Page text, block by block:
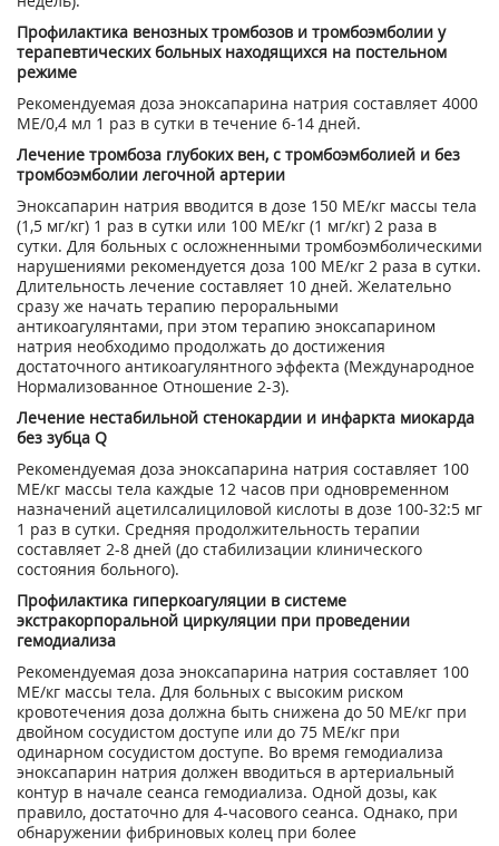
Профилактика венозных тромбозов и тромбоэмболии у
терапевтических больных находящихся на постельном
режиме
Рекомендуемая доза эноксапарина натрия составляет 4000
МЕ/0,4 мл 1 раз в сутки в течение 6-14 дней.
Лечение тромбоза глубоких вен, с тромбоэмболией и без
тромбоэмболии легочной артерии
Эноксапарин натрия вводится в дозе 150 МЕ/кг массы тела
(1,5 мг/кг) 1 раз в сутки или 100 МЕ/кг (1 мг/кг) 2 раза в
сутки. Для больных с осложненными тромбоэмболическими
нарушениями рекомендуется доза 100 МЕ/кг 2 раза в сутки.
Длительность лечение составляет 10 дней. Желательно
сразу же начать терапию пероральными
антикоагулянтами, при этом терапию эноксапарином
натрия необходимо продолжать до достижения
достаточного антикоагулянтного эффекта (Международное
Нормализованное Отношение 2-3).
Лечение нестабильной стенокардии и инфаркта миокарда
без зубца Q
Рекомендуемая доза эноксапарина натрия составляет 100
МЕ/кг массы тела каждые 12 часов при одновременном
назначений ацетилсалициловой кислоты в дозе 100-32:5 мг
1 раз в сутки. Средняя продолжительность терапии
составляет 2-8 дней (до стабилизации клинического
состояния больного).
Профилактика гиперкоагуляции в системе
экстракорпоральной циркуляции при проведении
гемодиализа
Рекомендуемая доза эноксапарина натрия составляет 100
МЕ/кг массы тела. Для больных с высоким риском
кровотечения доза должна быть снижена до 50 МЕ/кг при
двойном сосудистом доступе или до 75 МЕ/кг при
одинарном сосудистом доступе. Во время гемодиализа
эноксапарин натрия должен вводиться в артериальный
контур в начале сеанса гемодиализа. Одной дозы, как
правило, достаточно для 4-часового сеанса. Однако, при
обнаружении фибриновых колец при более